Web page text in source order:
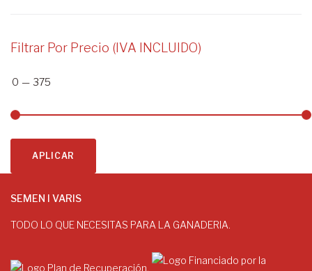
Filtrar Por Precio (IVA INCLUIDO)
0 — 375
APLICAR
SEMEN I VARIS
TODO LO QUE NECESITAS PARA LA GANADERIA.